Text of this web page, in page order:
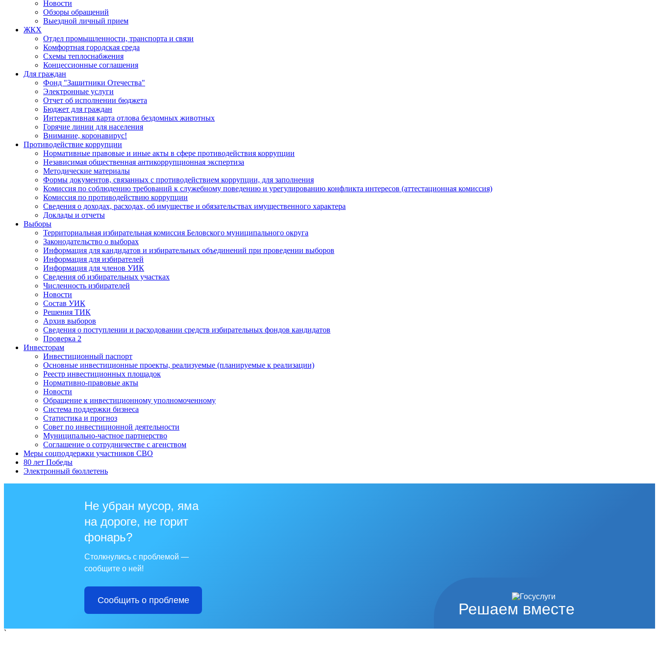
Новости
Обзоры обращений
Выездной личный прием
ЖКХ
Отдел промышленности, транспорта и связи
Комфортная городская среда
Схемы теплоснабжения
Концессионные соглашения
Для граждан
Фонд "Защитники Отечества"
Электронные услуги
Отчет об исполнении бюджета
Бюджет для граждан
Интерактивная карта отлова бездомных животных
Горячие линии для населения
Внимание, коронавирус!
Противодействие коррупции
Нормативные правовые и иные акты в сфере противодействия коррупции
Независимая общественная антикоррупционная экспертиза
Методические материалы
Формы документов, связанных с противодействием коррупции, для заполнения
Комиссия по соблюдению требований к служебному поведению и урегулированию конфликта интересов (аттестационная комиссия)
Комиссия по противодействию коррупции
Сведения о доходах, расходах, об имуществе и обязательствах имущественного характера
Доклады и отчеты
Выборы
Территориальная избирательная комиссия Беловского муниципального округа
Законодательство о выборах
Информация для кандидатов и избирательных объединений при проведении выборов
Информация для избирателей
Информация для членов УИК
Сведения об избирательных участках
Численность избирателей
Новости
Состав УИК
Решения ТИК
Архив выборов
Сведения о поступлении и расходовании средств избирательных фондов кандидатов
Проверка 2
Инвесторам
Инвестиционный паспорт
Основные инвестиционные проекты, реализуемые (планируемые к реализации)
Реестр инвестиционных площадок
Нормативно-правовые акты
Новости
Обращение к инвестиционному уполномоченному
Система поддержки бизнеса
Статистика и прогноз
Совет по инвестиционной деятельности
Муниципально-частное партнерство
Соглашение о сотрудничестве с агенством
Меры соцподдержки участников СВО
80 лет Победы
Электронный бюллетень
Решаем вместе
Не убран мусор, яма
на дороге, не горит
фонарь?
Столкнулись с проблемой —
сообщите о ней!
Сообщить о проблеме
`